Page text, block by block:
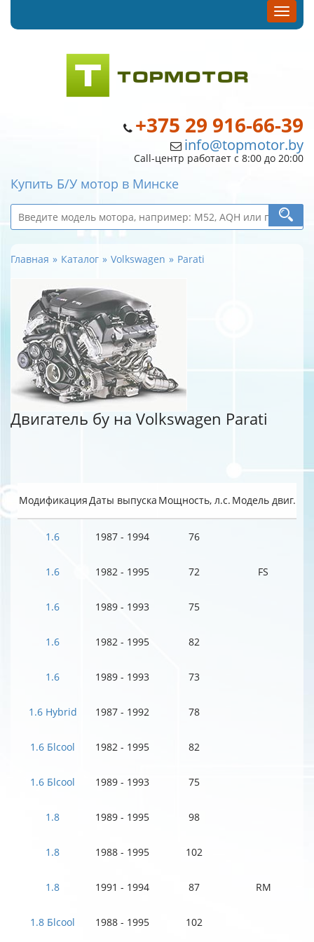
+375 29 916-66-39
info@topmotor.by
Call-центр работает с 8:00 до 20:00
Купить Б/У мотор в Минске
Главная Каталог Volkswagen Parati
Двигатель бу на Volkswagen Parati
МодификацияДаты выпуска Мощность, л.с. Модель двиг.
1.6 1987 - 1994 76
1.6 1982 - 1995 72 FS
1.6 1989 - 1993 75
1.6 1982 - 1995 82
1.6 1989 - 1993 73
1.6 Hybrid 1987 - 1992 78
1.6 Бlcool 1982 - 1995 82
1.6 Бlcool 1989 - 1993 75
1.8 1989 - 1995 98
1.8 1988 - 1995 102
1.8 1991 - 1994 87 RM
1.8 Бlcool 1988 - 1995 102